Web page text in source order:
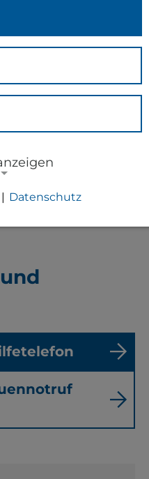
kann Ihnen in
einen
weiterführende
von
Seite (immer
Erfassung von
| Datenschutz